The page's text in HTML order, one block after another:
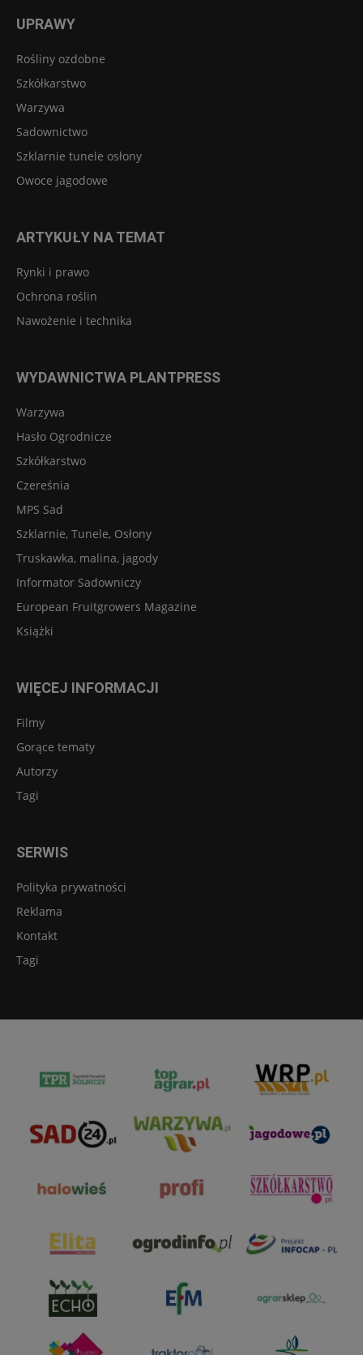
UPRAWY
Rośliny ozdobne
Szkółkarstwo
Warzywa
Sadownictwo
Szklarnie tunele osłony
Owoce jagodowe
ARTYKUŁY NA TEMAT
Rynki i prawo
Ochrona roślin
Nawożenie i technika
WYDAWNICTWA PLANTPRESS
Warzywa
Hasło Ogrodnicze
Szkółkarstwo
Czereśnia
MPS Sad
Szklarnie, Tunele, Osłony
Truskawka, malina, jagody
Informator Sadowniczy
European Fruitgrowers Magazine
Książki
WIĘCEJ INFORMACJI
Filmy
Gorące tematy
Autorzy
Tagi
SERWIS
Polityka prywatności
Reklama
Kontakt
Tagi